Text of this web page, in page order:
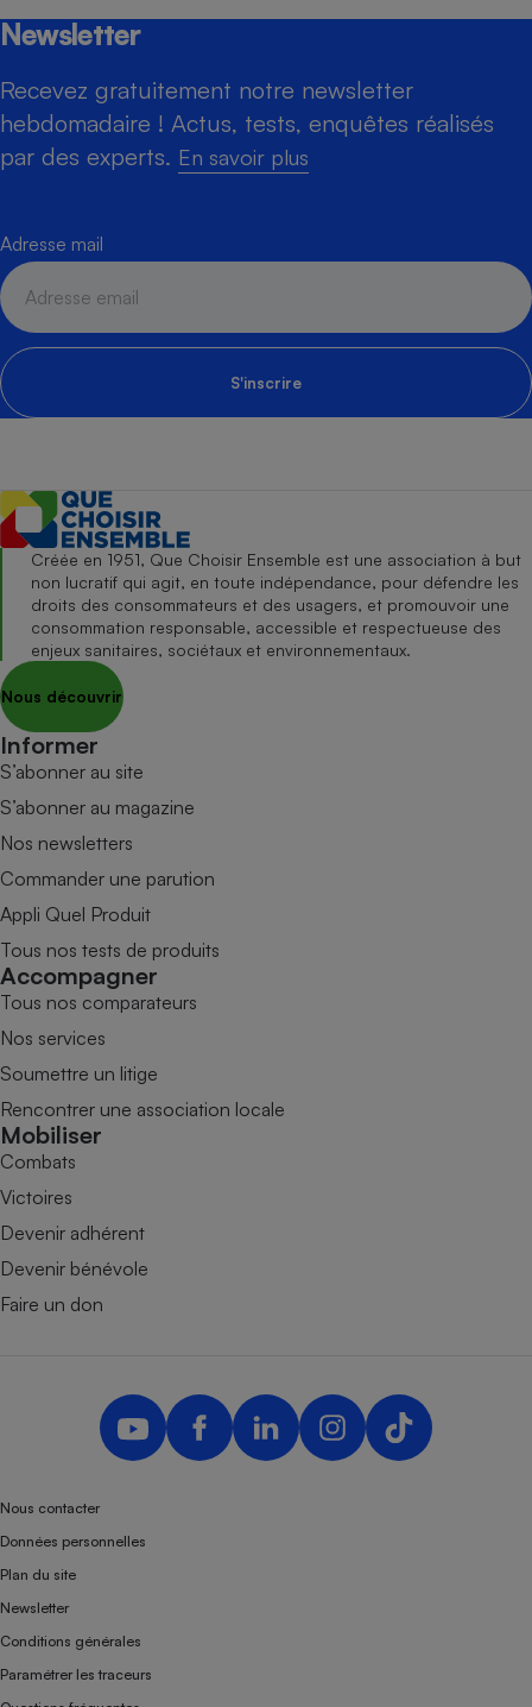
Newsletter
Recevez gratuitement notre newsletter
hebdomadaire ! Actus, tests, enquêtes réalisés
par des experts. En savoir plus
Adresse mail
S'inscrire
Créée en 1951, Que Choisir Ensemble est une association à but
non lucratif qui agit, en toute indépendance, pour défendre les
droits des consommateurs et des usagers, et promouvoir une
consommation responsable, accessible et respectueuse des
enjeux sanitaires, sociétaux et environnementaux.
Nous découvrir
Informer
S’abonner au site
S’abonner au magazine
Nos newsletters
Commander une parution
Appli Quel Produit
Tous nos tests de produits
Accompagner
Tous nos comparateurs
Nos services
Soumettre un litige
Rencontrer une association locale
Mobiliser
Combats
Victoires
Devenir adhérent
Devenir bénévole
Faire un don
Nous contacter
Données personnelles
Plan du site
Newsletter
Conditions générales
Paramétrer les traceurs